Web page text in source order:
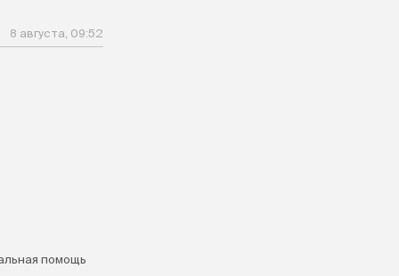
8 августа, 09:52
помощь